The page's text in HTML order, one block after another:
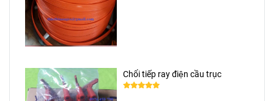
Chổi tiếp ray điện cầu trục